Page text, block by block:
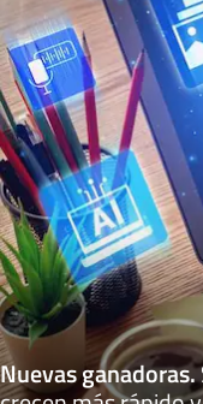
Nuevas ganadoras.